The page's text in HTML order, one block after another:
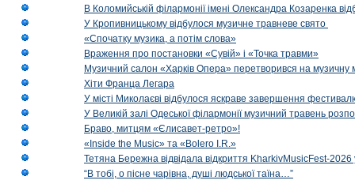
В Коломийській філармонії імені Олександра Козаренка
У Кропивницькому відбулося музичне травневе свято
«Спочатку музика, а потім слова»
Враження про постановки «Сувій» і «Точка травми»
Музичний салон «Харків Опера» перетворився на музичну
Хіти Франца Легара
У місті Миколаєві відбулося яскраве завершення
У Великій залі Одеської філармонії музичний травень
Браво, митцям «Єлисавет-ретро»!
«Inside the Music» та «Bolero I.R.»
Тетяна Бережна відвідала відкриття KharkivMusicFest-2026
“В тобі, о пісне чарівна, душі людської таїна…”